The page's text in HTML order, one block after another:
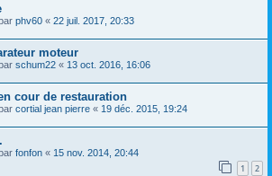
phv60 « 22 juil. 2017, 20:33
moteur
schum22 « 13 oct. 2016, 16:06
cour de restauration
cortial jean pierre « 19 déc. 2015, 19:24
fonfon « 15 nov. 2014, 20:44
1 2